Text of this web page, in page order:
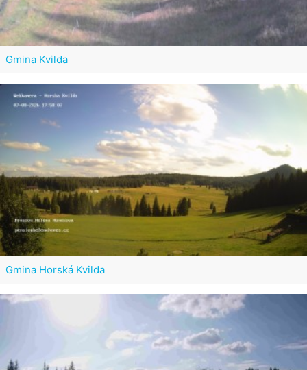
Gmina Kvilda
Gmina Horská Kvilda